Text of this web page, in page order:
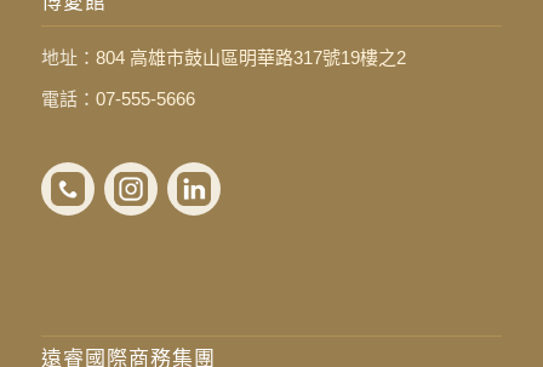
地址： 804 高雄市鼓山區明華路317號19樓之2
電話： 07-555-5666
遠睿國際商務集團